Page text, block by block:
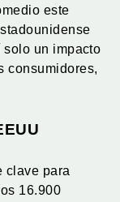
este
solo un impacto
consumidores,
clave para
16.900